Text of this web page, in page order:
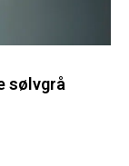
sølvgrå